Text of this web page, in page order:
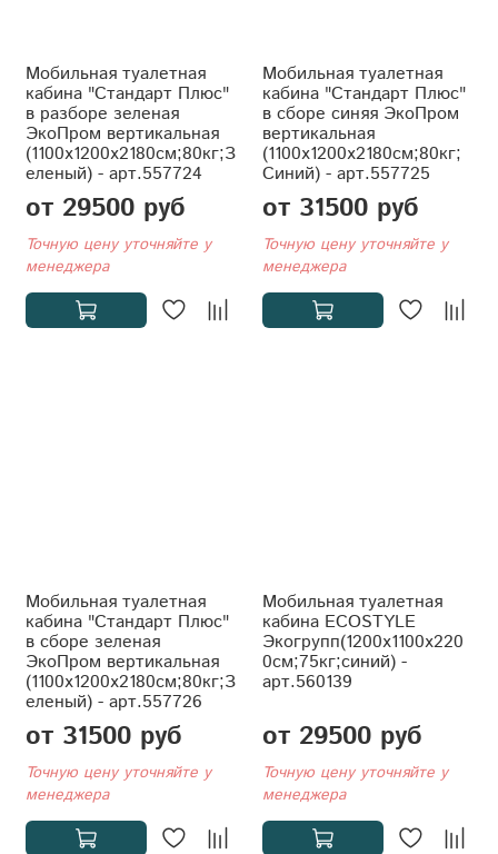
Мобильная туалетная
кабина "Стандарт Плюс"
в разборе зеленая
ЭкоПром вертикальная
(1100x1200x2180см;80кг;З
еленый) - арт.557724
от 29500 руб
Точную цену уточняйте у
менеджера
Мобильная туалетная
кабина "Стандарт Плюс"
в сборе синяя ЭкоПром
вертикальная
(1100x1200x2180см;80кг;
Синий) - арт.557725
от 31500 руб
Точную цену уточняйте у
менеджера
Мобильная туалетная
кабина "Стандарт Плюс"
в сборе зеленая
ЭкоПром вертикальная
(1100x1200x2180см;80кг;З
еленый) - арт.557726
от 31500 руб
Точную цену уточняйте у
менеджера
Мобильная туалетная
кабина ECOSTYLE
Экогрупп(1200x1100x220
0см;75кг;синий) -
арт.560139
от 29500 руб
Точную цену уточняйте у
менеджера